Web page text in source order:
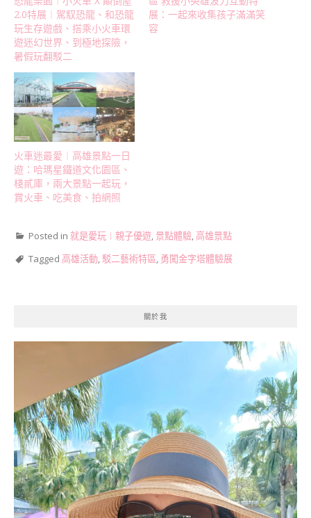
2.0特展︱駕馭恐龍、和恐龍
玩生存遊戲、搭乘小火車環
遊迷幻世界、到極地探險，
暑假玩翻駁二
展：一起來收集孩子滿滿笑
容
火車迷最愛︱高雄景點一日
遊：哈瑪星鐵道文化園區、
棧貳庫，兩大景點一起玩，
賞火車、吃美食、拍網照
Posted in 就是愛玩︱親子優遊,景點體驗, 高雄景點
Tagged 高雄活動,駁二藝術特區, 勇闖金字塔體驗展
關於我